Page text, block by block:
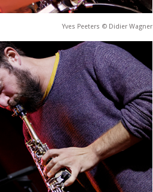
Yves Peeters © Didier Wagner